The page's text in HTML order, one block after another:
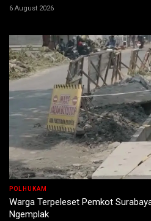
6 August 2026
POLHUKAM
Warga Terpeleset Pemkot
Ngemplak